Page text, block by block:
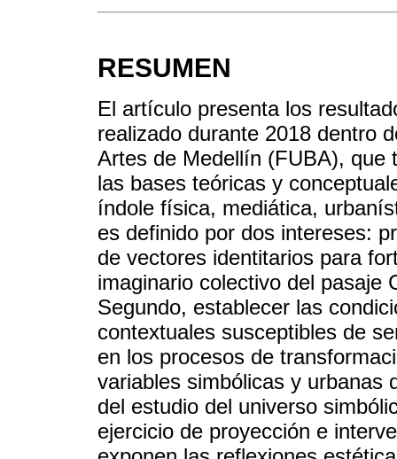
RESUMEN
El artículo presenta los
realizado durante 2018 dentro
Artes de Medellín (FUBA), que
las bases teóricas y
índole física, mediática,
es definido por dos intereses:
de vectores identitarios para
imaginario colectivo del pasaje
Segundo, establecer las
contextuales susceptibles de
en los procesos de
variables simbólicas y urbanas
del estudio del universo
ejercicio de proyección e